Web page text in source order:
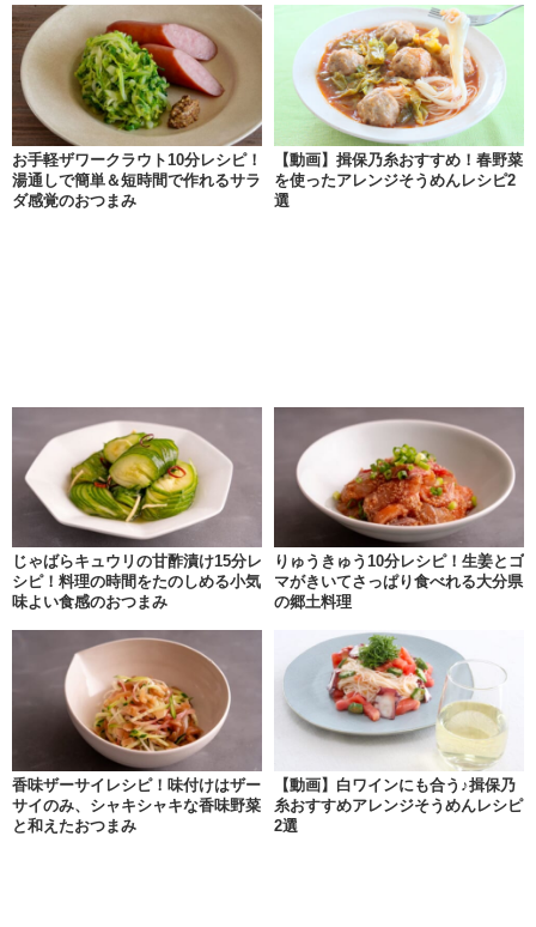
お手軽ザワークラウト10分レシピ！
湯通しで簡単＆短時間で作れるサラ
ダ感覚のおつまみ
【動画】揖保乃糸おすすめ！春野菜
を使ったアレンジそうめんレシピ2
選
じゃばらキュウリの甘酢漬け15分レ
シピ！料理の時間をたのしめる小気
味よい食感のおつまみ
りゅうきゅう10分レシピ！生姜とゴ
マがきいてさっぱり食べれる大分県
の郷土料理
香味ザーサイレシピ！味付けはザー
サイのみ、シャキシャキな香味野菜
と和えたおつまみ
【動画】白ワインにも合う♪揖保乃
糸おすすめアレンジそうめんレシピ
2選